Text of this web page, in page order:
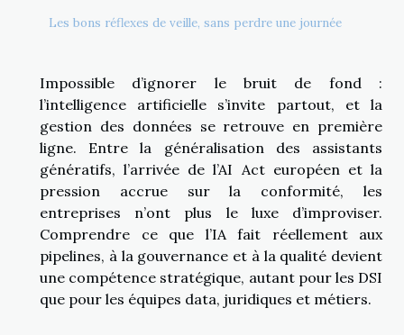
Les bons réflexes de veille, sans perdre une journée
Impossible d’ignorer le bruit de fond :
l’intelligence artificielle s’invite partout, et la
gestion des données se retrouve en première
ligne. Entre la généralisation des assistants
génératifs, l’arrivée de l’AI Act européen et la
pression accrue sur la conformité, les
entreprises n’ont plus le luxe d’improviser.
Comprendre ce que l’IA fait réellement aux
pipelines, à la gouvernance et à la qualité devient
une compétence stratégique, autant pour les DSI
que pour les équipes data, juridiques et métiers.